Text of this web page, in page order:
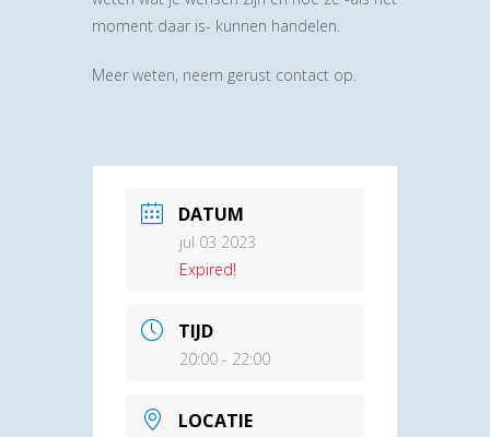
moment daar is- kunnen handelen.
Meer weten, neem gerust contact op.
DATUM
jul 03 2023
Expired!
TIJD
20:00 - 22:00
LOCATIE